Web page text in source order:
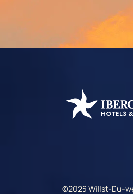
©2026 Willst-Du-